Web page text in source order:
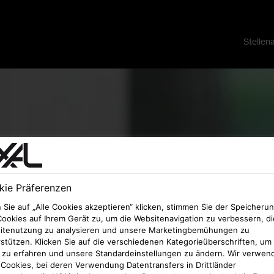
Präferenzen
Sie auf „Alle Cookies akzeptieren“ klicken, stimmen Sie der
auf Ihrem Gerät zu, um die Websitenavigation zu verbessern,
zu analysieren und unsere Marketingbemühungen zu
Klicken Sie auf die verschiedenen Kategorieüberschriften, um
zu erfahren und unsere Standardeinstellungen zu ändern. Wir
bei deren Verwendung Datentransfers in Drittländer